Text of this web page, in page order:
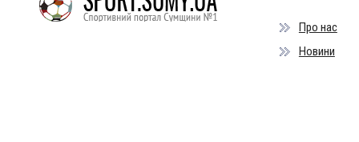
Про нас
Новини